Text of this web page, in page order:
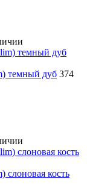
темный дуб 374
слоновая кость